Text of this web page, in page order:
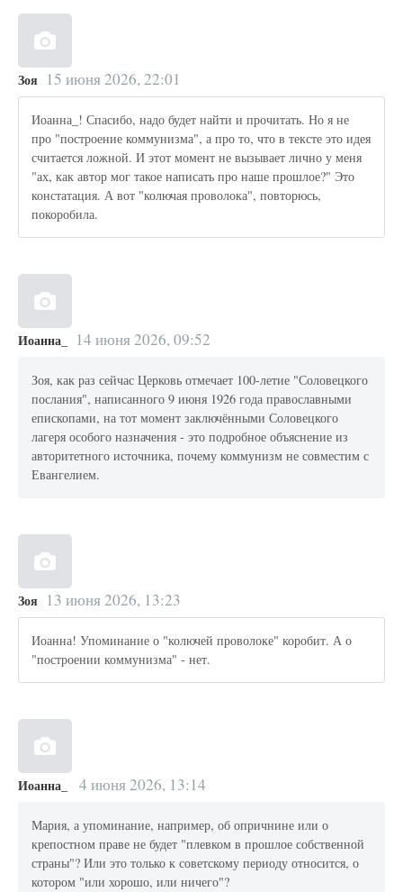
Зоя 15 июня 2026, 22:01
Иоанна_! Спасибо, надо будет найти и прочитать. Но я не
про "построение коммунизма", а про то, что в тексте это идея
считается ложной. И этот момент не вызывает лично у меня
"ах, как автор мог такое написать про наше прошлое?" Это
констатация. А вот "колючая проволока", повторюсь,
покоробила.
Иоанна_ 14 июня 2026, 09:52
Зоя, как раз сейчас Церковь отмечает 100-летие "Соловецкого
послания", написанного 9 июня 1926 года православными
епископами, на тот момент заключёнными Соловецкого
лагеря особого назначения - это подробное объяснение из
авторитетного источника, почему коммунизм не совместим с
Евангелием.
Зоя 13 июня 2026, 13:23
Иоанна! Упоминание о "колючей проволоке" коробит. А о
"построении коммунизма" - нет.
Иоанна_ 4 июня 2026, 13:14
Мария, а упоминание, например, об опричнине или о
крепостном праве не будет "плевком в прошлое собственной
страны"? Или это только к советскому периоду относится, о
котором "или хорошо, или ничего"?